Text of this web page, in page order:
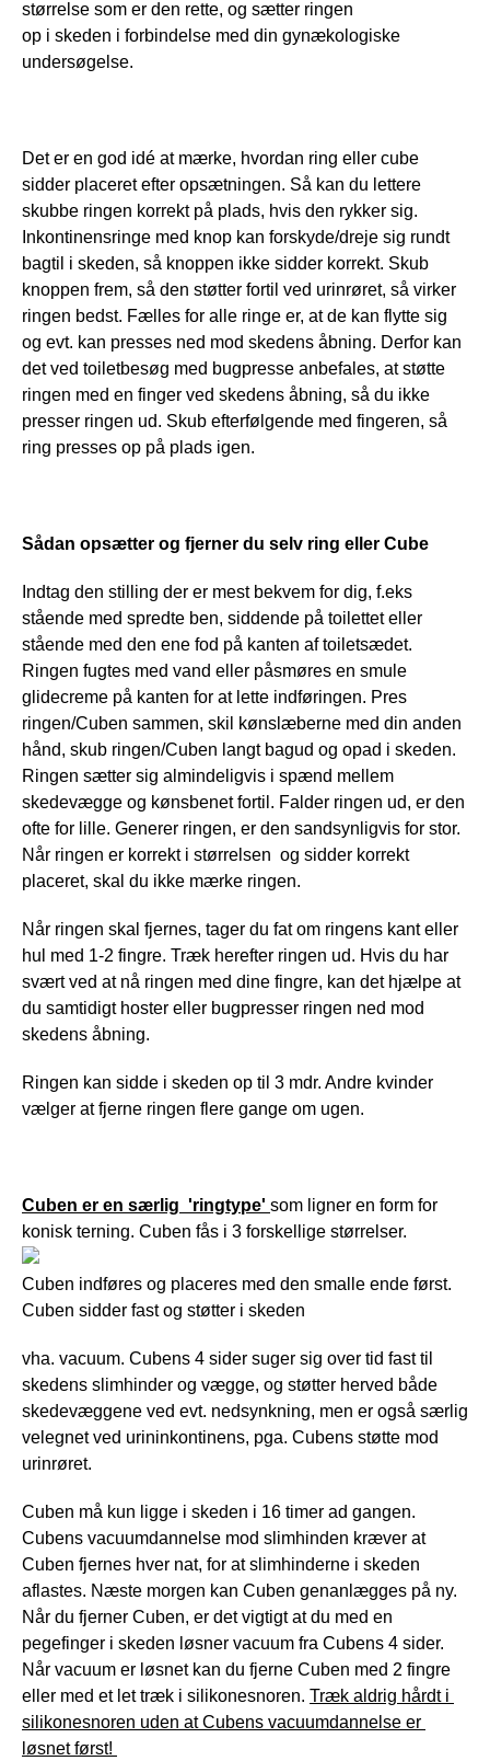
størrelse som er den rette, og sætter ringen
op i skeden i forbindelse med din gynækologiske
undersøgelse.
Det er en god idé at mærke, hvordan ring eller cube
sidder placeret efter opsætningen. Så kan du lettere
skubbe ringen korrekt på plads, hvis den rykker sig.
Inkontinensringe med knop kan forskyde/dreje sig rundt
bagtil i skeden, så knoppen ikke sidder korrekt. Skub
knoppen frem, så den støtter fortil ved urinrøret, så virker
ringen bedst. Fælles for alle ringe er, at de kan flytte sig
og evt. kan presses ned mod skedens åbning. Derfor kan
det ved toiletbesøg med bugpresse anbefales, at støtte
ringen med en finger ved skedens åbning, så du ikke
presser ringen ud. Skub efterfølgende med fingeren, så
ring presses op på plads igen.
Sådan opsætter og fjerner du selv ring eller Cube
Indtag den stilling der er mest bekvem for dig, f.eks
stående med spredte ben, siddende på toilettet eller
stående med den ene fod på kanten af toiletsædet.
Ringen fugtes med vand eller påsmøres en smule
glidecreme på kanten for at lette indføringen. Pres
ringen/Cuben sammen, skil kønslæberne med din anden
hånd, skub ringen/Cuben langt bagud og opad i skeden.
Ringen sætter sig almindeligvis i spænd mellem
skedevægge og kønsbenet fortil. Falder ringen ud, er den
ofte for lille. Generer ringen, er den sandsynligvis for stor.
Når ringen er korrekt i størrelsen  og sidder korrekt
placeret, skal du ikke mærke ringen.
Når ringen skal fjernes, tager du fat om ringens kant eller
hul med 1-2 fingre. Træk herefter ringen ud. Hvis du har
svært ved at nå ringen med dine fingre, kan det hjælpe at
du samtidigt hoster eller bugpresser ringen ned mod
skedens åbning.
Ringen kan sidde i skeden op til 3 mdr. Andre kvinder
vælger at fjerne ringen flere gange om ugen.
Cuben er en særlig  'ringtype' som ligner en form for
konisk terning. Cuben fås i 3 forskellige størrelser.
Cuben indføres og placeres med den smalle ende først.
Cuben sidder fast og støtter i skeden
vha. vacuum. Cubens 4 sider suger sig over tid fast til
skedens slimhinder og vægge, og støtter herved både
skedevæggene ved evt. nedsynkning, men er også særlig
velegnet ved urininkontinens, pga. Cubens støtte mod
urinrøret.
Cuben må kun ligge i skeden i 16 timer ad gangen.
Cubens vacuumdannelse mod slimhinden kræver at
Cuben fjernes hver nat, for at slimhinderne i skeden
aflastes. Næste morgen kan Cuben genanlægges på ny.
Når du fjerner Cuben, er det vigtigt at du med en
pegefinger i skeden løsner vacuum fra Cubens 4 sider.
Når vacuum er løsnet kan du fjerne Cuben med 2 fingre
eller med et let træk i silikonesnoren. Træk aldrig hårdt i
silikonesnoren uden at Cubens vacuumdannelse er
løsnet først!